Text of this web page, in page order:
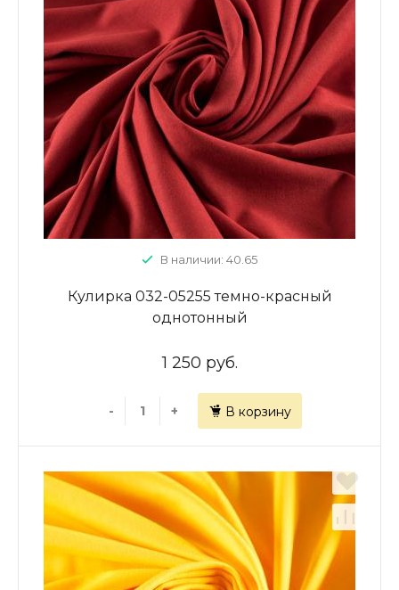
В наличии: 40.65
Кулирка 032-05255 темно-красный
однотонный
1 250 руб.
- + В корзину